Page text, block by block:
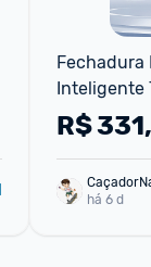
Fechadura
Inteligente
R$
há 6 d